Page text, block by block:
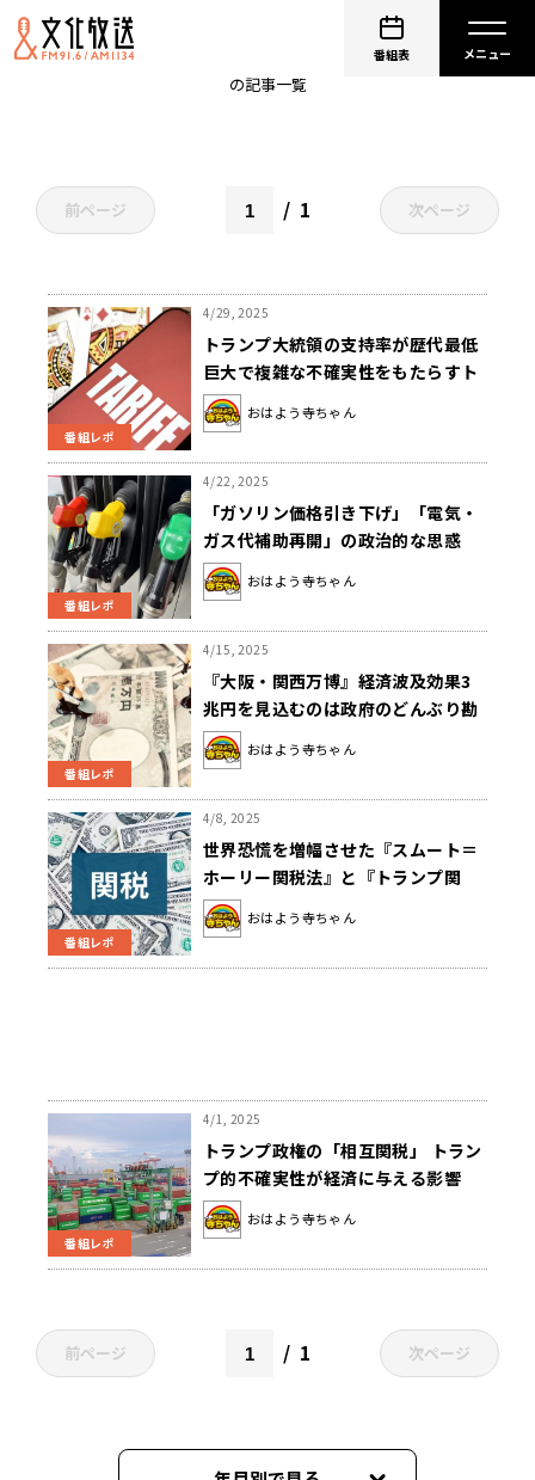
番組表
の記事一覧
前ページ 1 次ページ
番組レポ
4/29, 2025
トランプ大統領の支持率が歴代最低
巨大で複雑な不確実性をもたらすト
ランプ関税
おはよう寺ちゃん
番組レポ
4/22, 2025
「ガソリン価格引き下げ」「電気・
ガス代補助再開」の政治的な思惑
おはよう寺ちゃん
番組レポ
4/15, 2025
『大阪・関西万博』経済波及効果3
兆円を見込むのは政府のどんぶり勘
定
おはよう寺ちゃん
番組レポ
4/8, 2025
世界恐慌を増幅させた『スムート＝
ホーリー関税法』と『トランプ関
税』の共通点
おはよう寺ちゃん
番組レポ
4/1, 2025
トランプ政権の「相互関税」 トラン
プ的不確実性が経済に与える影響
おはよう寺ちゃん
前ページ 1 次ページ